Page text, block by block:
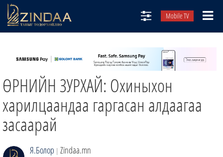
Mobile TV
ТВ8
ӨГЛӨӨНИЙ СОНИН
ЗИНДАА СЭТГҮҮЛ
ӨРНИЙН ЗУРХАЙ: Охиныхон
харилцаандаа гаргасан алдаагаа
засаарай
Я.Болор | Zindaa.mn